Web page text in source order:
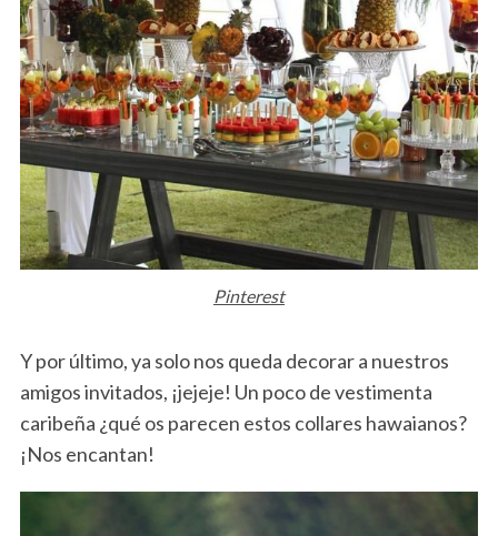
Pinterest
Y por último, ya solo nos queda decorar a nuestros
amigos invitados, ¡jejeje! Un poco de vestimenta
caribeña ¿qué os parecen estos collares hawaianos?
¡Nos encantan!
e
a
r
h
f